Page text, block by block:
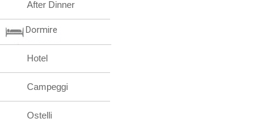
After Dinner
Dormire
Hotel
Campeggi
Ostelli